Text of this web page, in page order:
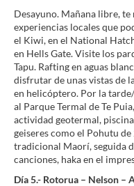
Desayuno. Mañana libre,
experiencias locales que
el Kiwi, en el National
en Hells Gate. Visite los
Tapu. Rafting en aguas
disfrutar de unas vistas de
en helicóptero. Por la
al Parque Termal de Te
actividad geotermal,
geiseres como el Pohutu
tradicional Maorí, seguida
canciones, haka en el
Día 5.- Rotorua – Nelson –